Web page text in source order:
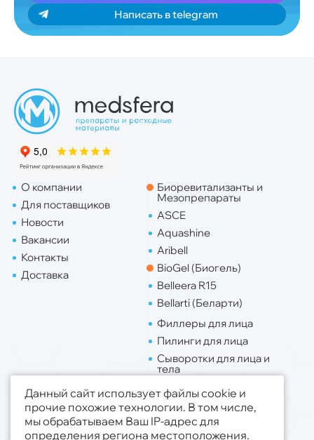
Написать в telegram
О компании
Для поставщиков
Новости
Вакансии
Контакты
Доставка
Биоревитализанты и
Мезопрепараты
ASCE
Aquashine
Aribell
BioGel (Биогель)
Belleera R15
Bellarti (Беларти)
Филлеры для лица
Пилинги для лица
Сыворотки для лица и
тела
Липо. для лица
Липо. для тела
Публичная оферта
Данный сайт использует файлы cookie и
прочие похожие технологии. В том числе,
мы обрабатываем Ваш IP-адрес для
определения региона местоположения.